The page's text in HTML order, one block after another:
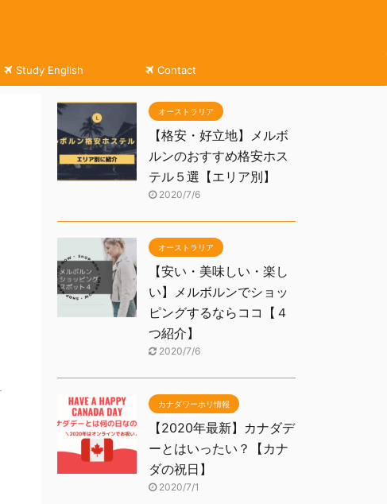
Study English Contact
オーストラリア
【格安・好立地】メルボ
ルンのおすすめ格安ホス
テル５選【エリア別】
2020/7/6
オーストラリア
【安い・美味しい・楽し
い】メルボルンでショッ
ピングするならココ【４
つ紹介】
2020/7/6
カナダワーホリ情報
【2020年最新】カナダデ
ーとはいったい？【カナ
ダの祝日】
2020/7/1